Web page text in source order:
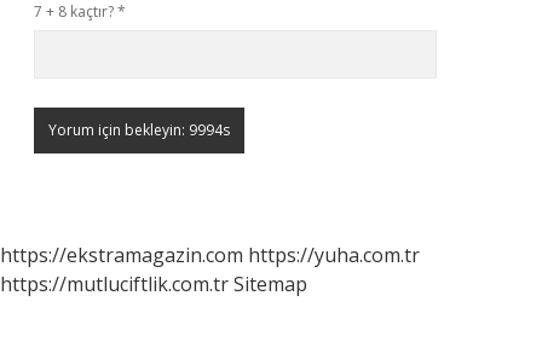
7 + 8 kaçtır?*
https://ekstramagazin.com https://yuha.com.tr
https://mutluciftlik.com.trSitemap